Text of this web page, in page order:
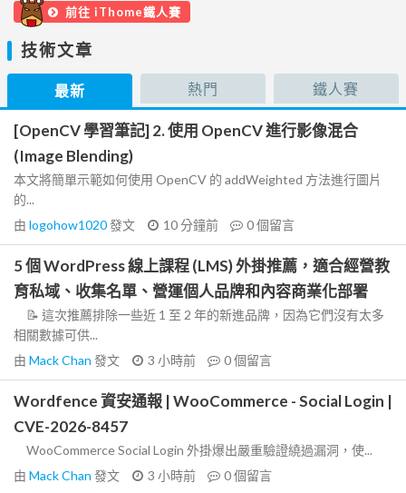
前往 iThome鐵人賽
技術文章
最新 熱門 鐵人賽
[OpenCV 學習筆記] 2. 使用 OpenCV 進行影像混合
(Image Blending)
本文將簡單示範如何使用 OpenCV 的 addWeighted 方法進行圖片
的...
由 logohow1020發文 10 分鐘前 0個留言
5 個 WordPress 線上課程 (LMS) 外掛推薦，適合經營教
育私域、收集名單、營運個人品牌和內容商業化部署
📝 這次推薦排除一些近 1 至 2 年的新進品牌，因為它們沒有太多
相關數據可供...
由 Mack Chan 發文 3 小時前 0個留言
Wordfence 資安通報 | WooCommerce - Social Login |
CVE-2026-8457
WooCommerce Social Login 外掛爆出嚴重驗證繞過漏洞，使...
由 Mack Chan 發文 3 小時前 0個留言